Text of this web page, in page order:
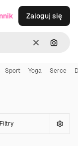
WyczyśćSzukaj
Zaloguj się
Sport Yoga Serce
Filtry